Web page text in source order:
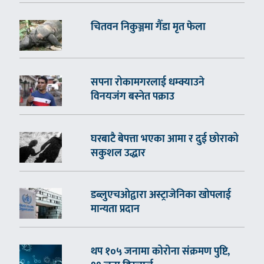
चितवन निकुञ्जमा गैँडा मृत फेला
सपना रोकामगरलाई धम्क्याउने
विनयजंग बस्नेत पक्राउ
घरबाटै बेपत्ता भएका आमा र दुई छोराको
सकुशल उद्धार
डब्लुएचओद्वारा अस्ट्राजेनिका खोपलाई
मान्यता प्रदान
थप १०५ जनामा कोरोना संक्रमण पुष्टि,